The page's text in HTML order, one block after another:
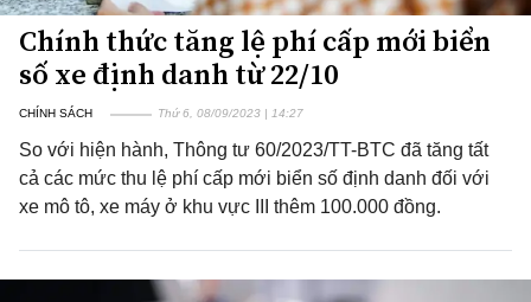
Chính thức tăng lệ phí cấp mới biển
số xe định danh từ 22/10
CHÍNH SÁCH Thứ 6, 08/09/2023 | 14:27
So với hiện hành, Thông tư 60/2023/TT-BTC đã tăng tất
cả các mức thu lệ phí cấp mới biển số định danh đối với
xe mô tô, xe máy ở khu vực III thêm 100.000 đồng.